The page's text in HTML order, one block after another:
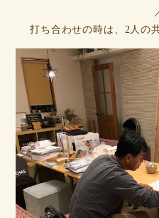
打ち合わせの時は、2人の